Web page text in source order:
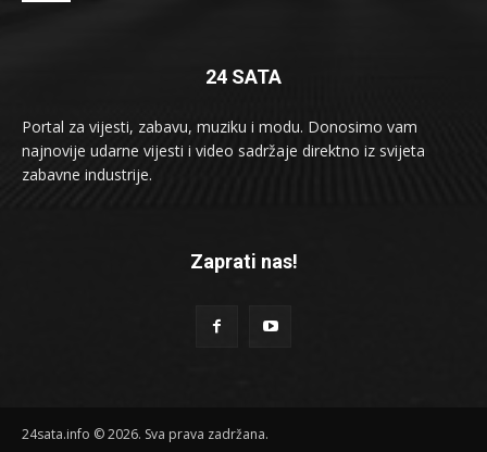
24 SATA
Portal za vijesti, zabavu, muziku i modu. Donosimo vam
najnovije udarne vijesti i video sadržaje direktno iz svijeta
zabavne industrije.
Zaprati nas!
24sata.info © 2026. Sva prava zadržana.